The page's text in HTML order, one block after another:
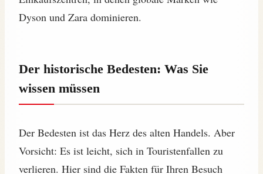
Dyson und Zara dominieren.
Der historische Bedesten: Was Sie
wissen müssen
Der Bedesten ist das Herz des alten Handels. Aber
Vorsicht: Es ist leicht, sich in Touristenfallen zu
verlieren. Hier sind die Fakten für Ihren Besuch